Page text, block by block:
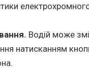
Водій може
натисканням